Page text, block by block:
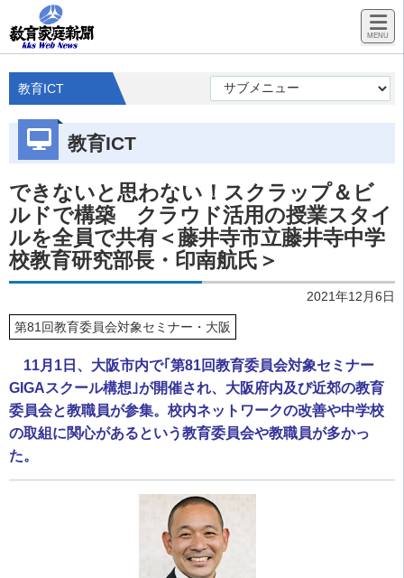
教育ICT
教育ICT
できないと思わない！スクラップ＆ビ
ルドで構築 クラウド活用の授業スタイ
ルを全員で共有＜藤井寺市立藤井寺中学
校教育研究部長・印南航氏＞
2021年12月6日
第81回教育委員会対象セミナー・大阪
11月1日、大阪市内で｢第81回教育委員会対象セミナー
GIGAスクール構想｣が開催され、大阪府内及び近郊の教育
委員会と教職員が参集。校内ネットワークの改善や中学校
の取組に関心があるという教育委員会や教職員が多かっ
た。